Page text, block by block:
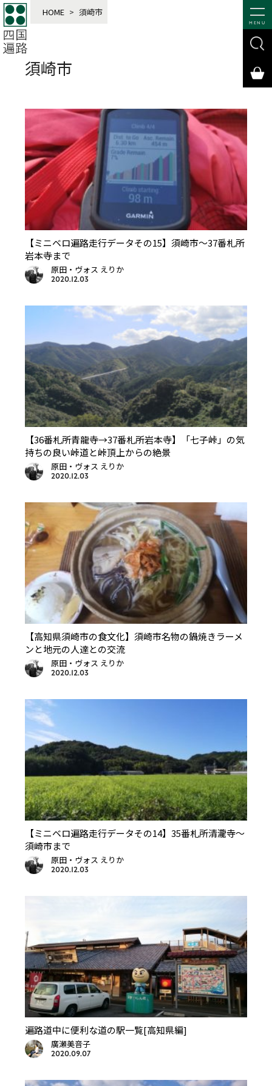
MENU
HOME > 須崎市
須崎市
【ミニベロ遍路走行データその15】須崎市～37番札所
岩本寺まで
原田・ヴォス えりか
2020.12.03
【36番札所青龍寺→37番札所岩本寺】「七子峠」の気
持ちの良い峠道と峠頂上からの絶景
原田・ヴォス えりか
2020.12.03
【高知県須崎市の食文化】須崎市名物の鍋焼きラーメ
ンと地元の人達との交流
原田・ヴォス えりか
2020.12.03
【ミニベロ遍路走行データその14】35番札所清瀧寺～
須崎市まで
原田・ヴォス えりか
2020.12.03
遍路道中に便利な道の駅一覧[高知県編]
廣瀬美音子
2020.09.07